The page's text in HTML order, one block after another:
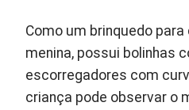
Como um brinquedo
menina, possui bolinhas
escorregadores com
criança pode observar o